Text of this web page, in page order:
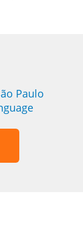
Paulo